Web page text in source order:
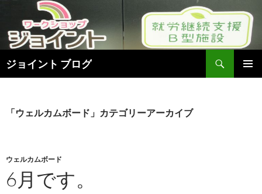
ジョイント ブログ
索
ン
キ
ッ
プ
「ウェルカムボード」カテゴリーアーカイブ
ウェルカムボード
6月です。